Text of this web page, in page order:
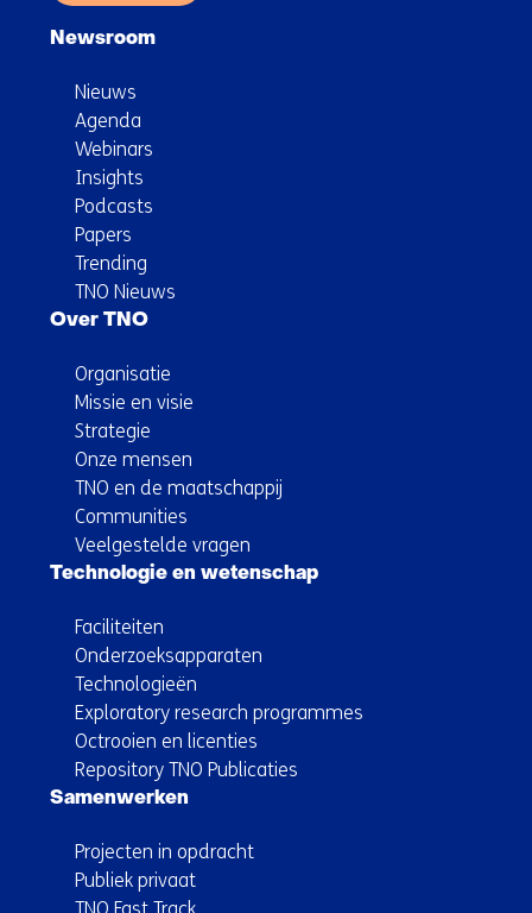
Newsroom
Nieuws
Agenda
Webinars
Insights
Podcasts
Papers
Trending
TNO Nieuws
Over TNO
Organisatie
Missie en visie
Strategie
Onze mensen
TNO en de maatschappij
Communities
Veelgestelde vragen
Technologie en wetenschap
Faciliteiten
Onderzoeksapparaten
Technologieën
Exploratory research programmes
Octrooien en licenties
Repository TNO Publicaties
Samenwerken
Projecten in opdracht
Publiek privaat